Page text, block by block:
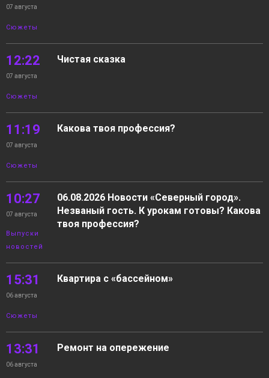
07 августа
Сюжеты
12:22
07 августа
Сюжеты
Чистая сказка
11:19
07 августа
Сюжеты
Какова твоя профессия?
10:27
07 августа
Выпуски
новостей
06.08.2026 Новости «Северный город».
Незваный гость. К урокам готовы? Какова
твоя профессия?
15:31
06 августа
Сюжеты
Квартира с «бассейном»
13:31
06 августа
Ремонт на опережение